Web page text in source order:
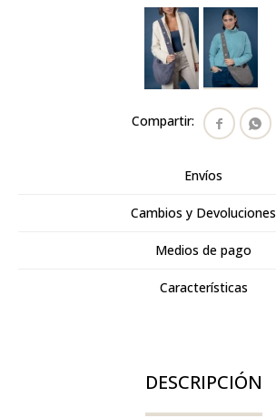
 
Envíos
Cambios y Devoluciones
Medios de pago
Características
DESCRIPCIÓN